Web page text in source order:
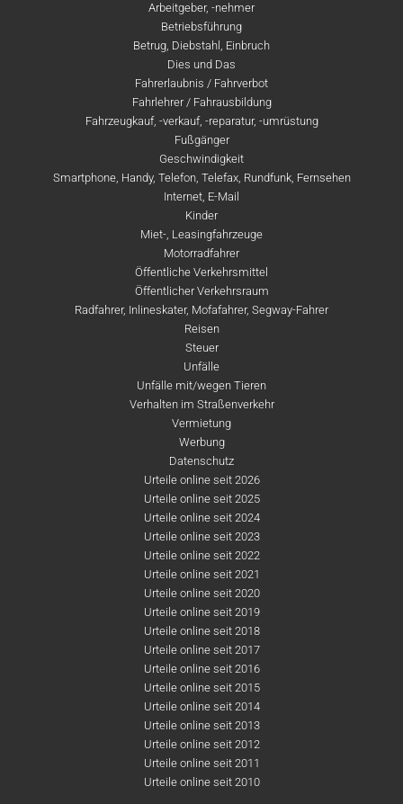
Arbeitgeber, -nehmer
Betriebsführung
Betrug, Diebstahl, Einbruch
Dies und Das
Fahrerlaubnis / Fahrverbot
Fahrlehrer / Fahrausbildung
Fahrzeugkauf, -verkauf, -reparatur, -umrüstung
Fußgänger
Geschwindigkeit
Smartphone, Handy, Telefon, Telefax, Rundfunk, Fernsehen
Internet, E-Mail
Kinder
Miet-, Leasingfahrzeuge
Motorradfahrer
Öffentliche Verkehrsmittel
Öffentlicher Verkehrsraum
Radfahrer, Inlineskater, Mofafahrer, Segway-Fahrer
Reisen
Steuer
Unfälle
Unfälle mit/wegen Tieren
Verhalten im Straßenverkehr
Vermietung
Werbung
Datenschutz
Urteile online seit 2026
Urteile online seit 2025
Urteile online seit 2024
Urteile online seit 2023
Urteile online seit 2022
Urteile online seit 2021
Urteile online seit 2020
Urteile online seit 2019
Urteile online seit 2018
Urteile online seit 2017
Urteile online seit 2016
Urteile online seit 2015
Urteile online seit 2014
Urteile online seit 2013
Urteile online seit 2012
Urteile online seit 2011
Urteile online seit 2010